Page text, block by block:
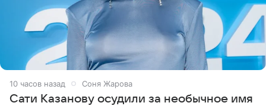
10 часов назад Соня Жарова
Сати Казанову осудили за необычное имя